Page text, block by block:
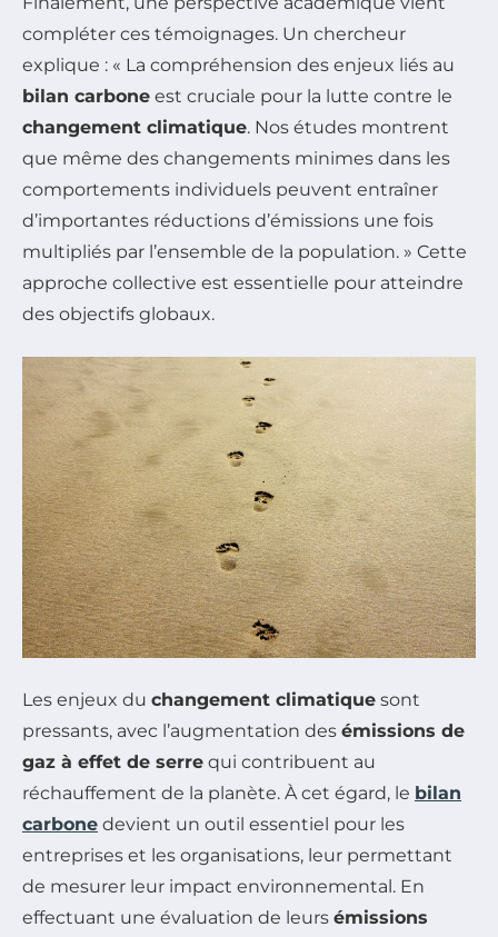
compléter ces témoignages. Un chercheur
explique : « La compréhension des enjeux liés au
bilan carbone est cruciale pour la lutte contre le
changement climatique. Nos études montrent
que même des changements minimes dans les
comportements individuels peuvent entraîner
d’importantes réductions d’émissions une fois
multipliés par l’ensemble de la population. » Cette
approche collective est essentielle pour atteindre
des objectifs globaux.
Les enjeux du changement climatique sont
pressants, avec l’augmentation des émissions de
gaz à effet de serre qui contribuent au
réchauffement de la planète. À cet égard, le bilan
carbone devient un outil essentiel pour les
entreprises et les organisations, leur permettant
de mesurer leur impact environnemental. En
effectuant une évaluation de leurs émissions